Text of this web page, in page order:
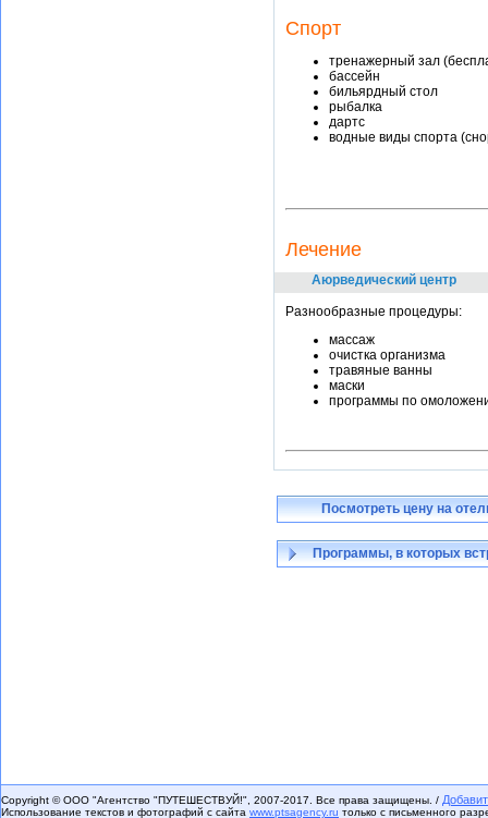
Спорт
тренажерный зал
бассейн
бильярдный стол
рыбалка
дартс
водные виды спорта
Лечение
Аюрведический центр
Разнообразные процедуры:
массаж
очистка организма
травяные ванны
маски
программы по
Посмотреть цену на
Программы, в которых
Copyright © ООО "Агентство "ПУТЕШЕСТВУЙ!", 2007-2017. Все права защищены. /
Использование текстов и фотографий с сайта www.ptsagency.ru только с письменного